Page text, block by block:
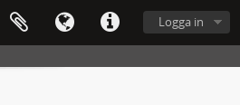
Logga in